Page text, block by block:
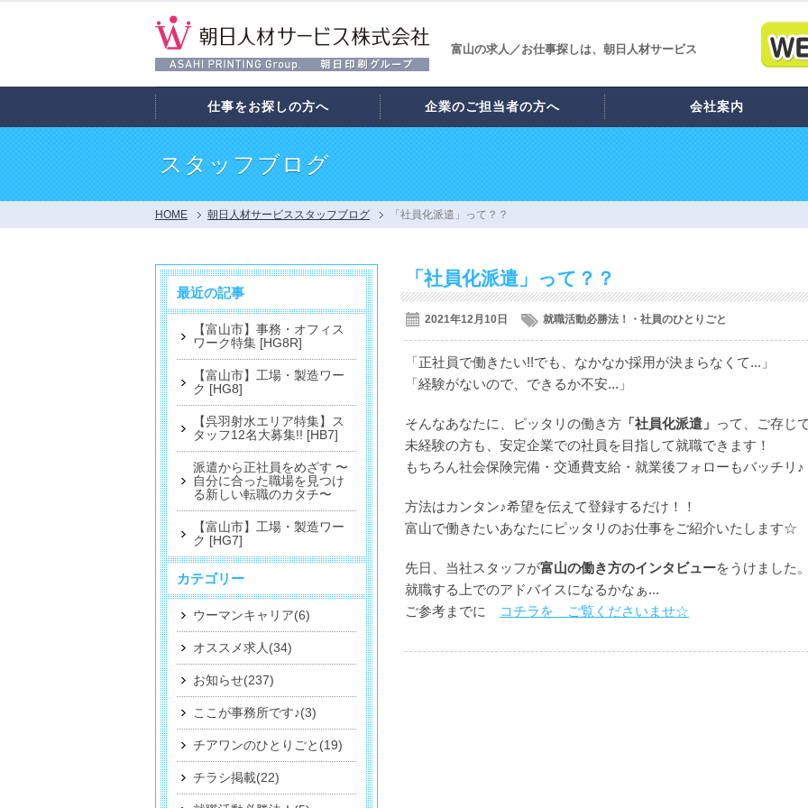
富山の求人／お仕事探しは、朝日人材サービス
仕事をお探しの方へ 企業のご担当者の方へ 会社案内
スタッフブログ
HOME 朝日人材サービススタッフブログ 「社員化派遣」って？？
「社員化派遣」って？？
2021年12月10日 就職活動必勝法！・社員のひとりごと
「正社員で働きたい!!でも、なかなか採用が決まらなくて...」
「経験がないので、できるか不安...」
そんなあなたに、ピッタリの働き方 「社員化派遣」 って、ご存じ
未経験の方も、安定企業での社員を目指して就職できます！
もちろん社会保険完備・交通費支給・就業後フォローもバッチリ♪
方法はカンタン♪希望を伝えて登録するだけ！！
富山で働きたいあなたにピッタリのお仕事をご紹介いたします☆
先日、当社スタッフが富山の働き方のインタビューをうけました。
就職する上でのアドバイスになるかなぁ...
ご参考までに
コチラを ご覧くださいませ☆
最近の記事
【富山市】事務・オフィス
ワーク特集 [HG8R]
【富山市】工場・製造ワー
ク [HG8]
【呉羽射水エリア特集】ス
タッフ12名大募集!! [HB7]
派遣から正社員をめざす 〜
自分に合った職場を見つけ
る新しい転職のカタチ〜
【富山市】工場・製造ワー
ク [HG7]
カテゴリー
ウーマンキャリア(6)
オススメ求人(34)
お知らせ(237)
ここが事務所です♪(3)
チアワンのひとりごと(19)
チラシ掲載(22)